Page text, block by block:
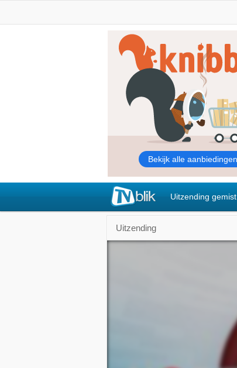
Uitzending gemist
Uitzending